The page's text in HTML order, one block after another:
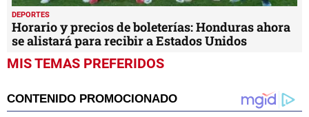
DEPORTES
Horario y precios de boleterías: Honduras ahora
se alistará para recibir a Estados Unidos
MIS TEMAS PREFERIDOS